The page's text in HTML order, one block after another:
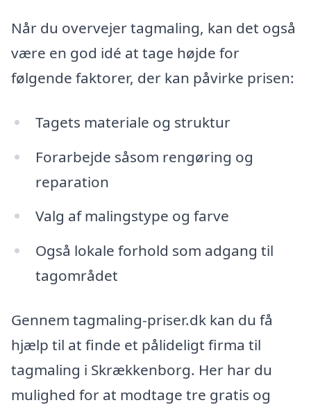
Når du overvejer tagmaling, kan det også
være en god idé at tage højde for
følgende faktorer, der kan påvirke prisen:
Tagets materiale og struktur
Forarbejde såsom rengøring og
reparation
Valg af malingstype og farve
Også lokale forhold som adgang til
tagområdet
Gennem tagmaling-priser.dk kan du få
hjælp til at finde et pålideligt firma til
tagmaling i Skrækkenborg. Her har du
mulighed for at modtage tre gratis og